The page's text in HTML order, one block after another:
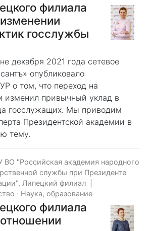
филиала
госслужбы
декабря 2021 года сетевое
опубликовало
о том, что переход на
изменил привычный уклад в
госслужащих. Мы приводим
Президентской академии в
тему.
ВО "Российская академия народного
службы при Президенте
Липецкий филиал
· Наука, образование
филиала